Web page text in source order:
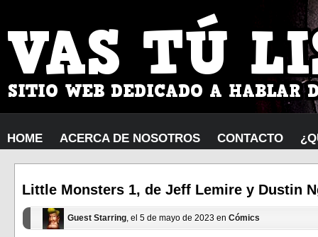
HOME ACERCA DE NOSOTROS CONTACTO
Little Monsters 1, de Jeff Lemire y Dustin
Guest Starring, el 5 de mayo de 2023 en Cómics